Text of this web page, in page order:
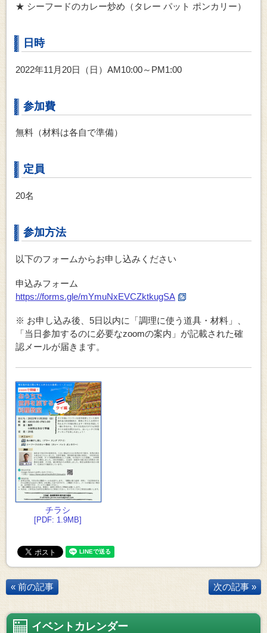
★ シーフードのカレー炒め（タレー パット ポンカリー）
日時
2022年11月20日（日）AM10:00～PM1:00
参加費
無料（材料は各自で準備）
定員
20名
参加方法
以下のフォームからお申し込みください
申込みフォーム
https://forms.gle/mYmuNxEVCZktkugSA
※ お申し込み後、5日以内に「調理に使う道具・材料」、
「当日参加するのに必要なzoomの案内」が記載された確
認メールが届きます。
チラシ
[PDF: 1.9MB]
« 前の記事 次の記事 »
イベントカレンダー